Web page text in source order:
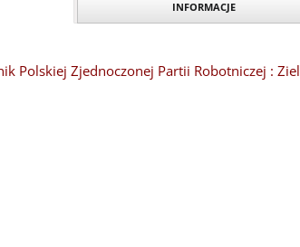
INFORMACJE
Polskiej Zjednoczonej Partii Robotniczej :